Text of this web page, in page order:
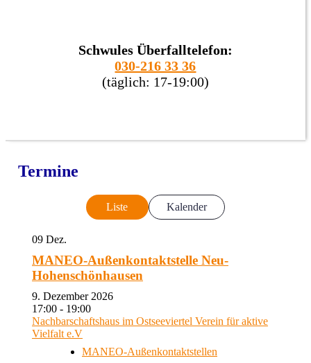
Schwules Überfalltelefon:
030-216 33 36
(täglich: 17-19:00)
Termine
Liste Kalender
09 Dez.
MANEO-Außenkontaktstelle Neu-
Hohenschönhausen
9. Dezember 2026
17:00 - 19:00
Nachbarschaftshaus im Ostseeviertel Verein für aktive
Vielfalt e.V
MANEO-Außenkontaktstellen